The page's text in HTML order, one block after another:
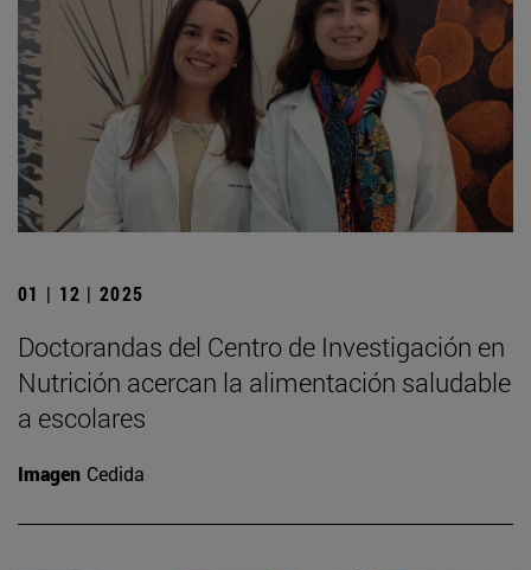
01 | 12 | 2025
Doctorandas del Centro de Investigación en
Nutrición acercan la alimentación saludable
a escolares
Imagen Cedida